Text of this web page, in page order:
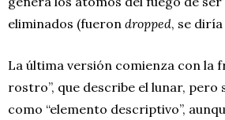
eliminados (fueron dropped, se
La última versión comienza con la
rostro”, que describe el lunar, pero
como “elemento descriptivo”,